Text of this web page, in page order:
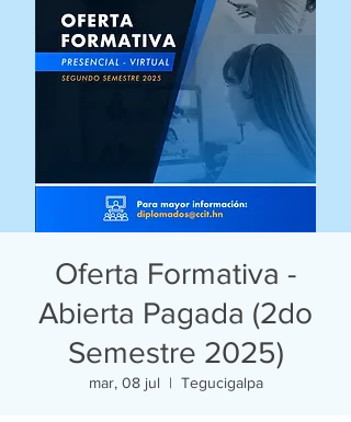
Oferta Formativa -
Abierta Pagada (2do
Semestre 2025)
mar, 08 jul
  |
Tegucigalpa